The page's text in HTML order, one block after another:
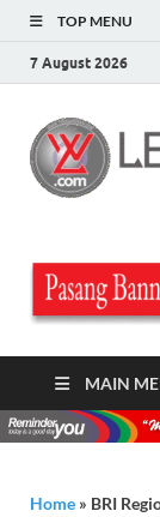
TOP MENU
7 August 2026
MAIN
Home » BRI